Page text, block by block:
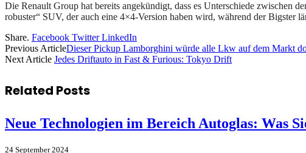
Die Renault Group hat bereits angekündigt, dass es Unterschiede zwischen
robuster“ SUV, der auch eine 4×4-Version haben wird, während der Bigster
Share. Facebook Twitter LinkedIn
Previous ArticleDieser Pickup Lamborghini würde alle Lkw auf dem Markt
Next Article Jedes Driftauto in Fast & Furious: Tokyo Drift
Related Posts
Neue Technologien im Bereich Autoglas: Was
24 September 2024